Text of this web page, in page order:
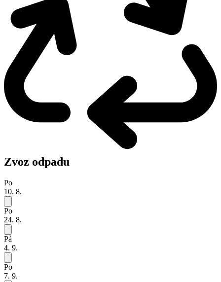
Zvoz odpadu
Po
10. 8.
Po
24. 8.
Pá
4. 9.
Po
7. 9.